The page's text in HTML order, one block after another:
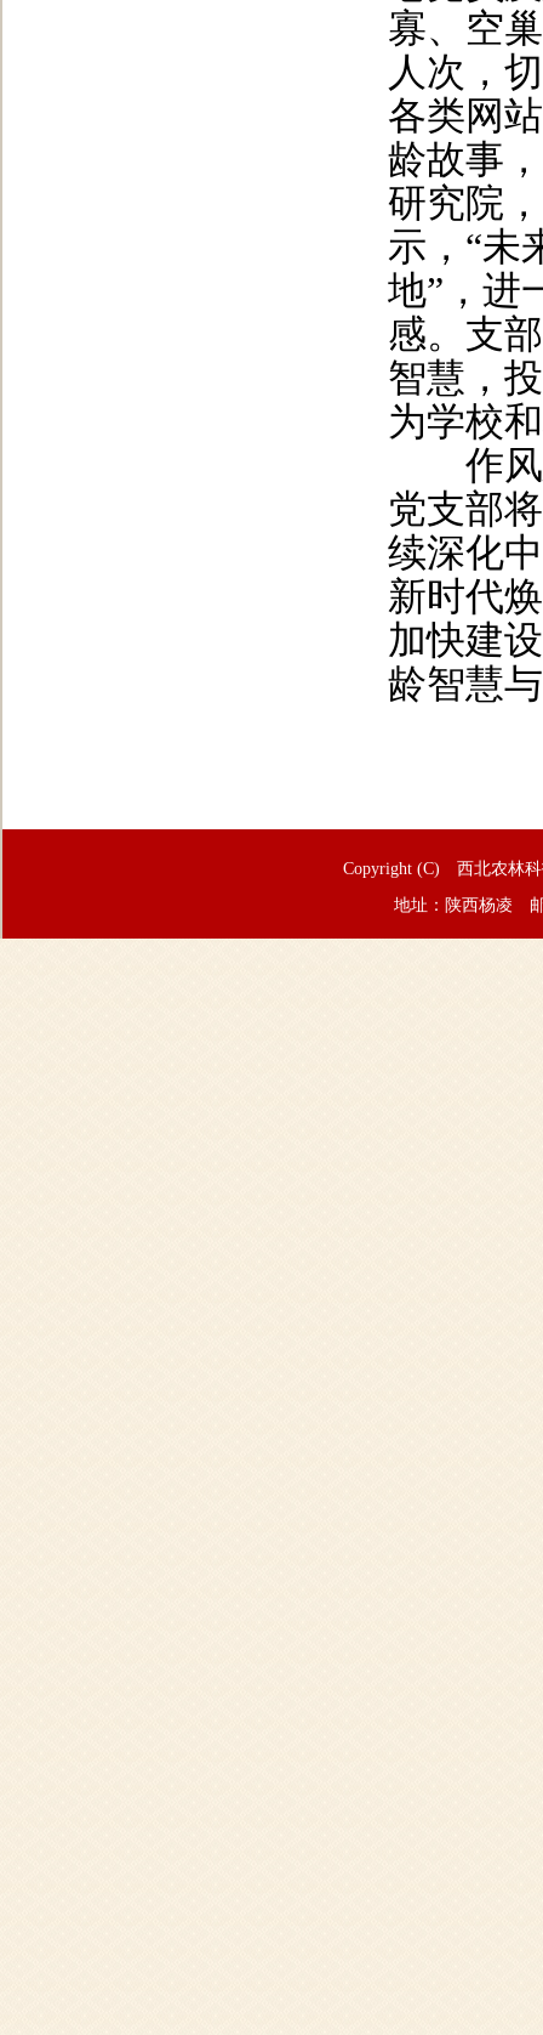
寡、空
人次，
各类网
龄故事
研究院
示，“未
地”，进
感。支
智慧，
为学校
作风
党支部
续深化
新时代
加快建
龄智慧
Copyright (C) 西北农林
地址：陕西杨凌